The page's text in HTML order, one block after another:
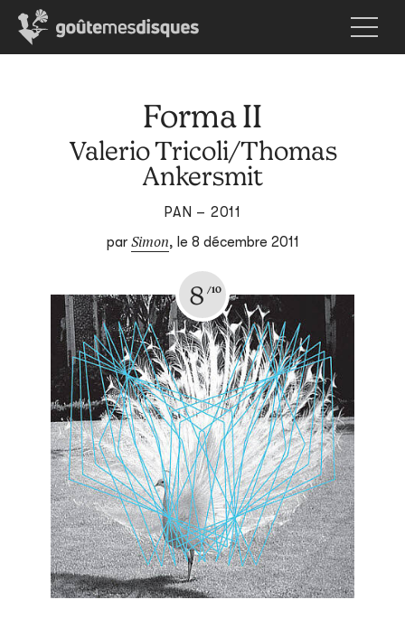
Forma II
Valerio Tricoli/Thomas
Ankersmit
PAN – 2011
par Simon, le 8 décembre 2011
8